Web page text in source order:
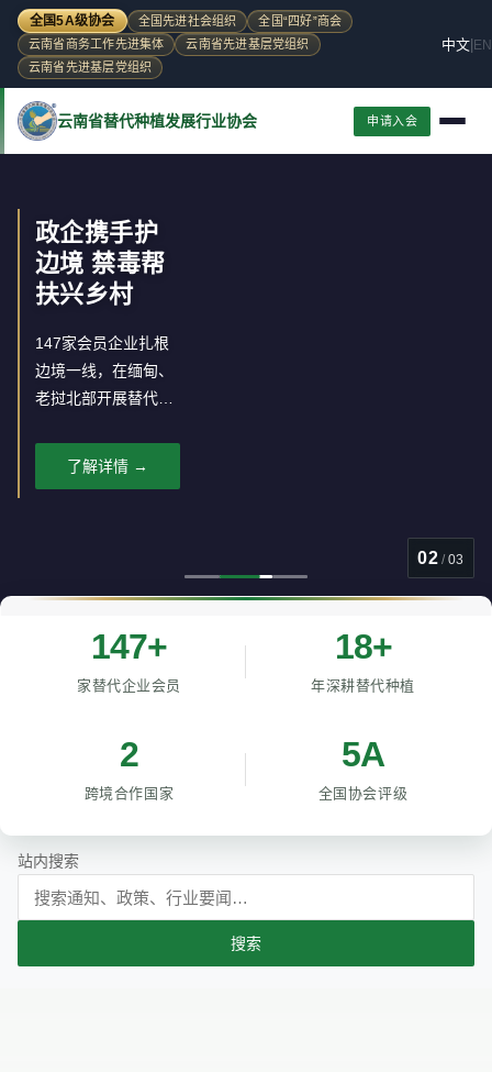
全国5A级协会 全国先进社会组织
全国“四好”商会
云南省商务工作先进集体
云南省先进基层党组织
云南省先进基层党组织
中文|EN
云南省替代种植发展行业协会 申请入会
联合国毒罪
办认可 替代
验
03 / 03
147+
家替代企业会员
18+
年深耕替代种植
2
跨境合作国家
5A
全国协会评级
站内搜索
搜索